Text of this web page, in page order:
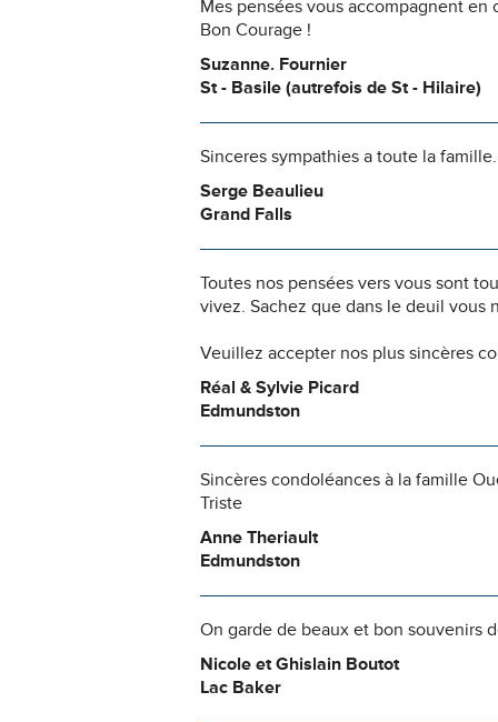
Mes pensées vous accompagnent en
Bon Courage !
Suzanne. Fournier
St - Basile (autrefois de St - Hilaire)
Sinceres sympathies a toute la
Serge Beaulieu
Grand Falls
Toutes nos pensées vers vous sont
vivez. Sachez que dans le deuil vous
Veuillez accepter nos plus sincères
Réal & Sylvie Picard
Edmundston
Sincères condoléances à la famille
Triste
Anne Theriault
Edmundston
On garde de beaux et bon souvenirs
Nicole et Ghislain Boutot
Lac Baker